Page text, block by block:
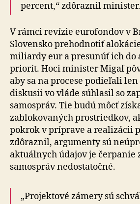
percent,“ zdôraznil minister.
V rámci revízie eurofondov v
Slovensko prehodnotiť
miliardy eur a presunúť ich do
priorít. Hoci minister Migaľ
aby sa na procese podieľali
diskusii vo vláde súhlasil so
samospráv. Tie budú môcť
zablokovaných prostriedkov,
pokrok v príprave a realizácii
zdôraznil, argumenty sú
aktuálnych údajov je čerpanie
samospráv nedostatočné.
„Projektové zámery sú